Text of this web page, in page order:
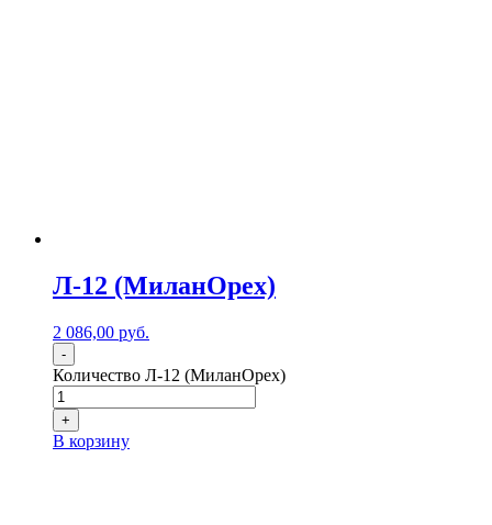
Л-12 (МиланОрех)
2 086,00 руб.
-
Количество Л-12 (МиланОрех)
+
В корзину